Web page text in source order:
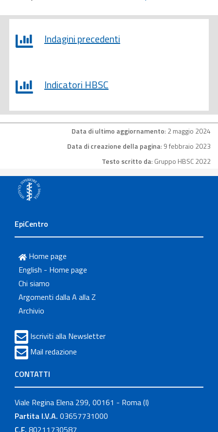
Indagini precedenti
Indicatori HBSC
Data di ultimo aggiornamento: 2 maggio 2024
Data di creazione della pagina: 9 febbraio 2023
Testo scritto da: Gruppo HBSC 2022
EpiCentro
Home page
English - Home page
Chi siamo
Argomenti dalla A alla Z
Archivio
Iscriviti alla Newsletter
Mail redazione
CONTATTI
Viale Regina Elena 299, 00161 - Roma (I)
Partita I.V.A. 03657731000